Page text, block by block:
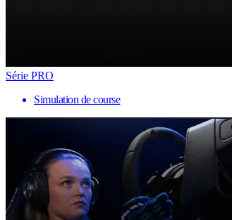
Série PRO
Simulation de course